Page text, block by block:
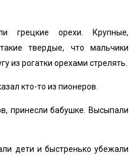
грецкие орехи. Крупные,
твердые, что мальчики
из рогатки орехами стрелять.
кто-то из пионеров.
принесли бабушке. Высыпали
дети и быстренько убежали